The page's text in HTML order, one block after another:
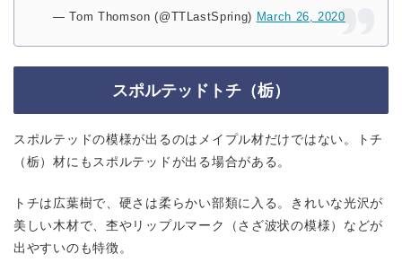
— Tom Thomson (@TTLastSpring) March 26, 2020
スポルテッドトチ（栃）
スポルテッドの模様が出るのはメイプル材だけではない。トチ
（栃）材にもスポルテッドが出る場合がある。
トチは広葉樹で、硬さは柔らかい部類に入る。きれいな光沢が
美しい木材で、杢やリップルマーク（さざ波状の模様）などが
出やすいのも特徴。